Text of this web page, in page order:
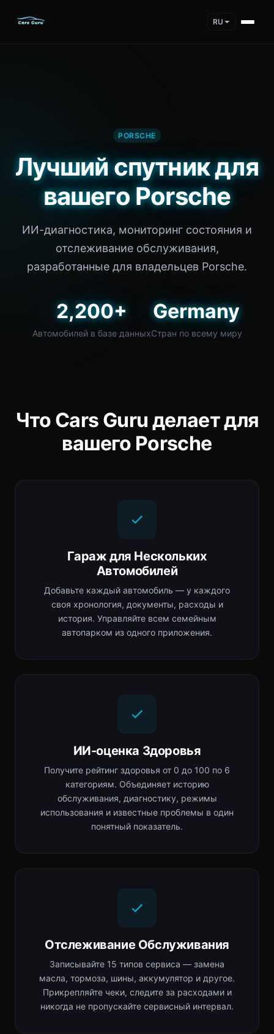
RU
PORSCHE
Лучший спутник для
вашего Porsche
ИИ-диагностика, мониторинг состояния и
отслеживание обслуживания,
разработанные для владельцев Porsche.
2,200+
Автомобилей в базе данных
Germany
Стран по всему миру
Что Cars Guru делает для
вашего Porsche
Гараж для Нескольких
Автомобилей
Добавьте каждый автомобиль — у каждого
своя хронология, документы, расходы и
история. Управляйте всем семейным
автопарком из одного приложения.
ИИ-оценка Здоровья
Получите рейтинг здоровья от 0 до 100 по 6
категориям. Объединяет историю
обслуживания, диагностику, режимы
использования и известные проблемы в один
понятный показатель.
Отслеживание Обслуживания
Записывайте 15 типов сервиса — замена
масла, тормоза, шины, аккумулятор и другое.
Прикрепляйте чеки, следите за расходами и
никогда не пропускайте сервисный интервал.